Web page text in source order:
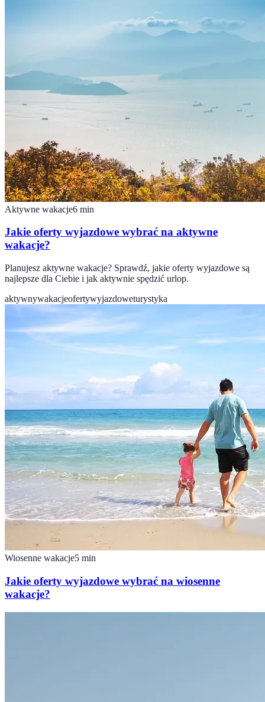
Aktywne wakacje6 min
Jakie oferty wyjazdowe wybrać na aktywne
wakacje?
Planujesz aktywne wakacje? Sprawdź, jakie oferty wyjazdowe są
najlepsze dla Ciebie i jak aktywnie spędzić urlop.
aktywnywakacjeofertywyjazdoweturystyka
Wiosenne wakacje5 min
Jakie oferty wyjazdowe wybrać na wiosenne
wakacje?